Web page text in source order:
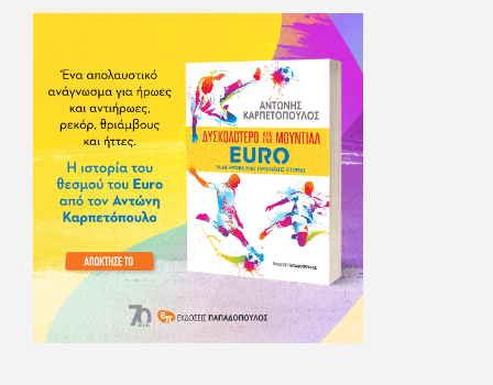
ταινίες κι έγραφε και στο περιοδικό Σινεμά, είχε κάποιες
αισθηματικές περιπέτειες που σκόρπισαν γέλιο στους φίλους
του - αν όχι και στον ίδιο. Πήγε στρατό κανονικά στα σύνορα
και διατήρησε μια καλή σχέση με την οικογένεια του, την
οποία αισθάνεται πως διάφορες φορές έφερε σε δύσκολη
θέση. Κείμενο με την υπογραφή του πρωτοδημοσιεύτηκε στο
Φίλαθλο το 1992. Επέστρεψε οριστικά στην Ελλάδα το 1998,
δούλεψε για πολλούς (αφού δυσκολεύεται να πει όχι), και
κάποιοι, αν όχι και όλοι, τον πλήρωσαν κι έμειναν και
ευχαριστημένοι από τη συνεργασία. Σήμερα πλέον εργάζεται
στον Sport Fm (όπου έχει κλείσει εικοσαετία) και στη
Sportday. Επαίρεται ότι λίγοι έχουν δει περισσότερο
ποδόσφαιρο από τον ίδιο και θεωρεί τον εαυτό του τυχερό
γιατί είναι μέλος της γενιάς που απόλαυσε τους μεγαλύτερους
σε όλα τα σπορ. Δεν είναι παντρεμένος, αλλά θαυμάζει όσους
βρίσκουν το κουράγιο να το κάνουν. Αντίθετα από πολλούς
φίλους του δεν πληρώνει διατροφές. Ελπίζει ότι δεν έχει
παιδιά. Απειλεί ότι θα γράφει όσο υπάρχουν άνθρωποι που